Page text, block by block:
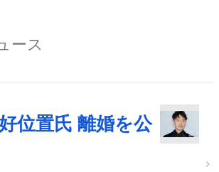
ース
位置氏 離婚を公